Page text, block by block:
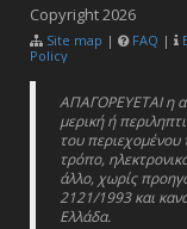
Copyright2026
Site map | FAQ |
Policy
ΑΠΑΓΟΡΕΥΕΤΑΙ η
μερική ή
του
τρόπο,
άλλο, χωρίς
2121/1993 και
Ελλάδα.